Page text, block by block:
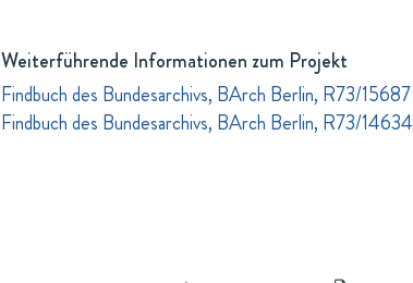
Weiterführende Informationen zum Projekt
Findbuch des Bundesarchivs, BArch Berlin, R73/15687
Findbuch des Bundesarchivs, BArch Berlin, R73/14634